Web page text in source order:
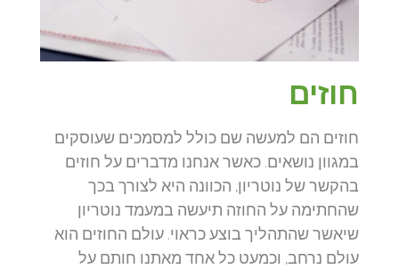
חוזים
חוזים הם למעשה שם כולל למסמכים שעוסקים
במגוון נושאים. כאשר אנחנו מדברים על חוזים
בהקשר של נוטריון, הכוונה היא לצורך בכך
שהחתימה על החוזה תיעשה במעמד נוטריון
שיאשר שהתהליך בוצע כראוי. עולם החוזים הוא
עולם נרחב, וכמעט כל אחד מאתנו חותם על